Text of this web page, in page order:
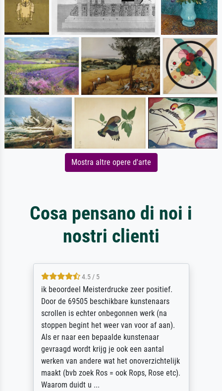
Mostra altre opere d'arte
Cosa pensano di noi i
nostri clienti
4.5 / 5
ik beoordeel Meisterdrucke zeer positief.
Door de 69505 beschikbare kunstenaars
scrollen is echter onbegonnen werk (na
stoppen begint het weer van voor af aan).
Als er naar een bepaalde kunstenaar
gevraagd wordt krijg je ook een aantal
werken van andere wat het onoverzichtelijk
maakt (bvb zoek Ros = ook Rops, Rose etc).
Waarom duidt u ...